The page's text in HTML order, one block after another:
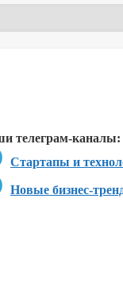
телеграм-каналы:
Стартапы и
Новые бизнес-